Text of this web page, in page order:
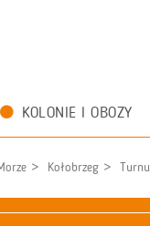
KOLONIE I OBOZY
Kołobrzeg